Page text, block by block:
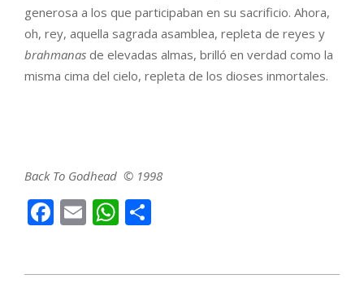
generosa a los que participaban en su sacrificio. Ahora,
oh, rey, aquella sagrada asamblea, repleta de reyes y
brahmanas de elevadas almas, brilló en verdad como la
misma cima del cielo, repleta de los dioses inmortales.
Back To Godhead © 1998
Facebook
EmailWhatsApp